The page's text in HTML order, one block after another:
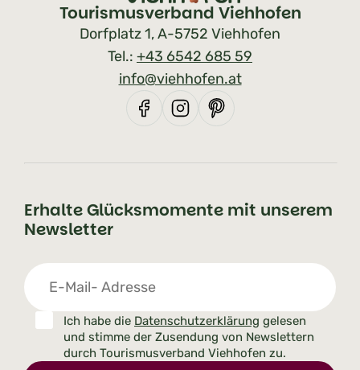
Tourismusverband Viehhofen
Dorfplatz 1, A-5752 Viehhofen
Tel.: +43 6542 685 59
info@viehhofen.at
Erhalte Glücksmomente mit unserem
Newsletter
Ich habe die Datenschutzerklärung gelesen
und stimme der Zusendung von Newslettern
durch Tourismusverband Viehhofen zu.